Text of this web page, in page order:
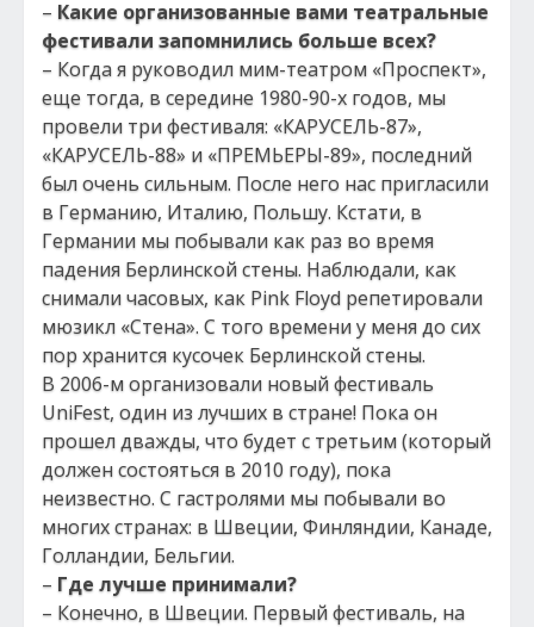
– Какие организованные вами театральные
фестивали запомнились больше всех?
– Когда я руководил мим-театром «Проспект»,
еще тогда, в середине 1980-90-х годов, мы
провели три фестиваля: «КАРУСЕЛЬ-87»,
«КАРУСЕЛЬ-88» и «ПРЕМЬЕРЫ-89», последний
был очень сильным. После него нас пригласили
в Германию, Италию, Польшу. Кстати, в
Германии мы побывали как раз во время
падения Берлинской стены. Наблюдали, как
снимали часовых, как Pink Floyd репетировали
мюзикл «Стена». С того времени у меня до сих
пор хранится кусочек Берлинской стены.
В 2006-м организовали новый фестиваль
UniFest, один из лучших в стране! Пока он
прошел дважды, что будет с третьим (который
должен состояться в 2010 году), пока
неизвестно. С гастролями мы побывали во
многих странах: в Швеции, Финляндии, Канаде,
Голландии, Бельгии.
– Где лучше принимали?
– Конечно, в Швеции. Первый фестиваль, на